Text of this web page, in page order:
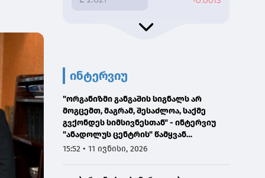
ინტერვიუ
"ორგანიზმი განგაშის სიგნალს არ
მოგცემთ, მაგრამ, შესაძლოა, საქმე
გვქონდეს სიმსივნესთან" - ინტერვიუ
"ანადოლუს ცენტრის" წამყვან
ონკოლოგთან
15:52 • 11 ივნისი, 2026